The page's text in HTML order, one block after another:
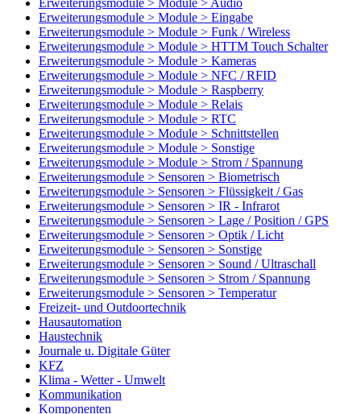
Erweiterungsmodule > Module > Audio
Erweiterungsmodule > Module > Eingabe
Erweiterungsmodule > Module > Funk / Wireless
Erweiterungsmodule > Module > HTTM Touch Schalter
Erweiterungsmodule > Module > Kameras
Erweiterungsmodule > Module > NFC / RFID
Erweiterungsmodule > Module > Raspberry
Erweiterungsmodule > Module > Relais
Erweiterungsmodule > Module > RTC
Erweiterungsmodule > Module > Schnittstellen
Erweiterungsmodule > Module > Sonstige
Erweiterungsmodule > Module > Strom / Spannung
Erweiterungsmodule > Sensoren > Biometrisch
Erweiterungsmodule > Sensoren > Flüssigkeit / Gas
Erweiterungsmodule > Sensoren > IR - Infrarot
Erweiterungsmodule > Sensoren > Lage / Position / GPS
Erweiterungsmodule > Sensoren > Optik / Licht
Erweiterungsmodule > Sensoren > Sonstige
Erweiterungsmodule > Sensoren > Sound / Ultraschall
Erweiterungsmodule > Sensoren > Strom / Spannung
Erweiterungsmodule > Sensoren > Temperatur
Freizeit- und Outdoortechnik
Hausautomation
Haustechnik
Journale u. Digitale Güter
KFZ
Klima - Wetter - Umwelt
Kommunikation
Komponenten